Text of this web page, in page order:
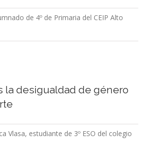
de 4º de Primaria del CEIP Alto
la desigualdad de género
Vlasa, estudiante de 3º ESO del colegio